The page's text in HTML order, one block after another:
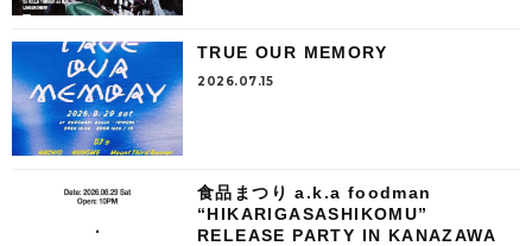
TRUE OUR MEMORY
2026.07.15
食品まつり a.k.a foodman
“HIKARIGASASHIKOMU”
RELEASE PARTY IN KANAZAWA